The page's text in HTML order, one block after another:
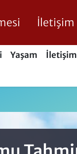
İletişim
Yaşam İletişim